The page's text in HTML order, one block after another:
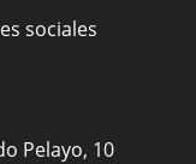
sociales
Pelayo, 10